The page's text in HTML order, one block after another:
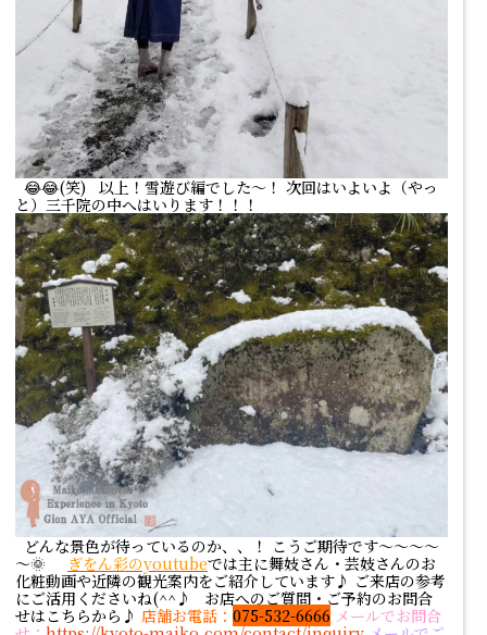
😂😂(笑) 以上！雪遊び編でした～！ 次回はいよいよ（やっ
と）三千院の中へはいります！！！
どんな景色が待っているのか、、！ こうご期待です～～～～
～🌞 ぎをん彩のyoutubeでは主に舞妓さん・芸妓さんのお
化粧動画や近隣の観光案内をご紹介しています♪ ご来店の参考
にご活用くださいね(^^♪ お店へのご質問・ご予約のお問合
せはこちらから♪ 店舗お電話： 075-532-6666 メールでお問合